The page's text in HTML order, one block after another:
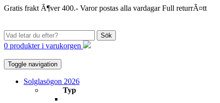
Gratis frakt Ã¶ver 400.- Varor postas alla vardagar Full returrÃ¤tt
Sök
0 produkter i varukorgen
Toggle navigation
Solglasögon 2026
Typ